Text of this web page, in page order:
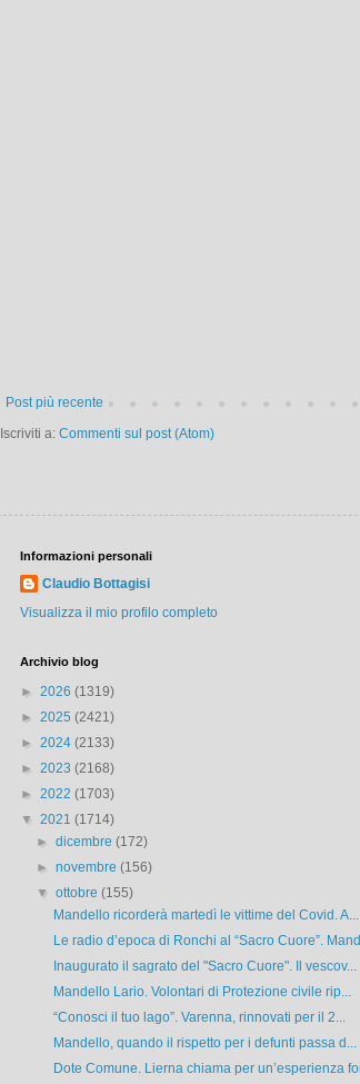
Post più recente
Iscriviti a: Commenti sul post (Atom)
Informazioni personali
Claudio Bottagisi
Visualizza il mio profilo completo
Archivio blog
► 2026 (1319)
► 2025 (2421)
► 2024 (2133)
► 2023 (2168)
► 2022 (1703)
▼ 2021 (1714)
►dicembre(172)
►novembre(156)
▼ottobre(155)
Mandello ricorderà martedì le vittime del Covid. A...
Le radio d’epoca di Ronchi al “Sacro Cuore”.
Inaugurato il sagrato del "Sacro Cuore". Il vescov...
Mandello Lario. Volontari di Protezione civile rip...
“Conosci il tuo lago”. Varenna, rinnovati per il 2...
Mandello, quando il rispetto per i defunti passa d...
Dote Comune. Lierna chiama per un’esperienza